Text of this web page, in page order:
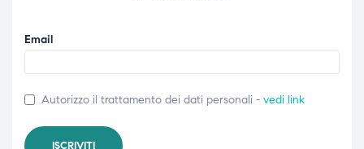
Email
Autorizzo il trattamento dei dati personali - vedi link